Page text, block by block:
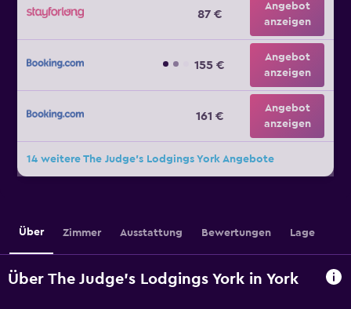
87 €
Angebot
anzeigen
155 €
Angebot
anzeigen
161 €
Angebot
anzeigen
14 weitere The Judge's Lodgings York Angebote
Über Zimmer Ausstattung Bewertungen Lage
Über The Judge's Lodgings York in York